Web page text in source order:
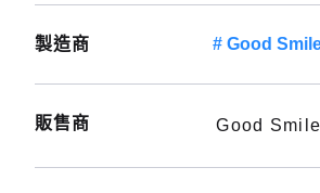
製造商 Good
販售商 Good